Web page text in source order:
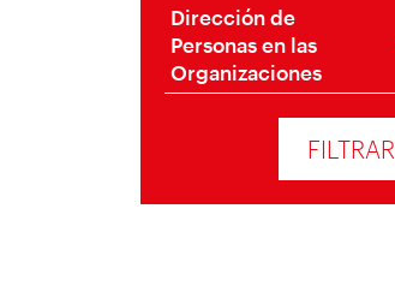
Dirección de
Personas en las
Organizaciones
FILTRAR